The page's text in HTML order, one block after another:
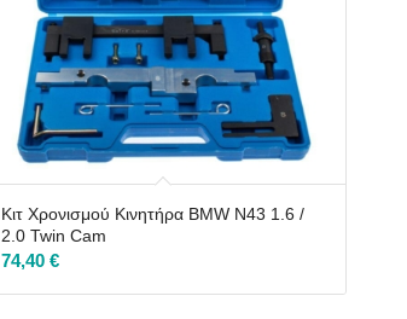
Κιτ Χρονισμού Κινητήρα BMW N43 1.6 /
2.0 Twin Cam
74,40€